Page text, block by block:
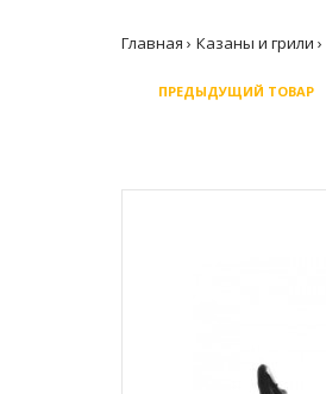
Главная Казаны и грили
ПРЕДЫДУЩИЙ ТОВАР